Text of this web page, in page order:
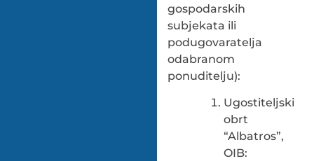
gospodarskih
subjekata ili
podugovaratelja
odabranom
ponuditelju):
Ugostiteljski
obrt
“Albatros”,
OIB: